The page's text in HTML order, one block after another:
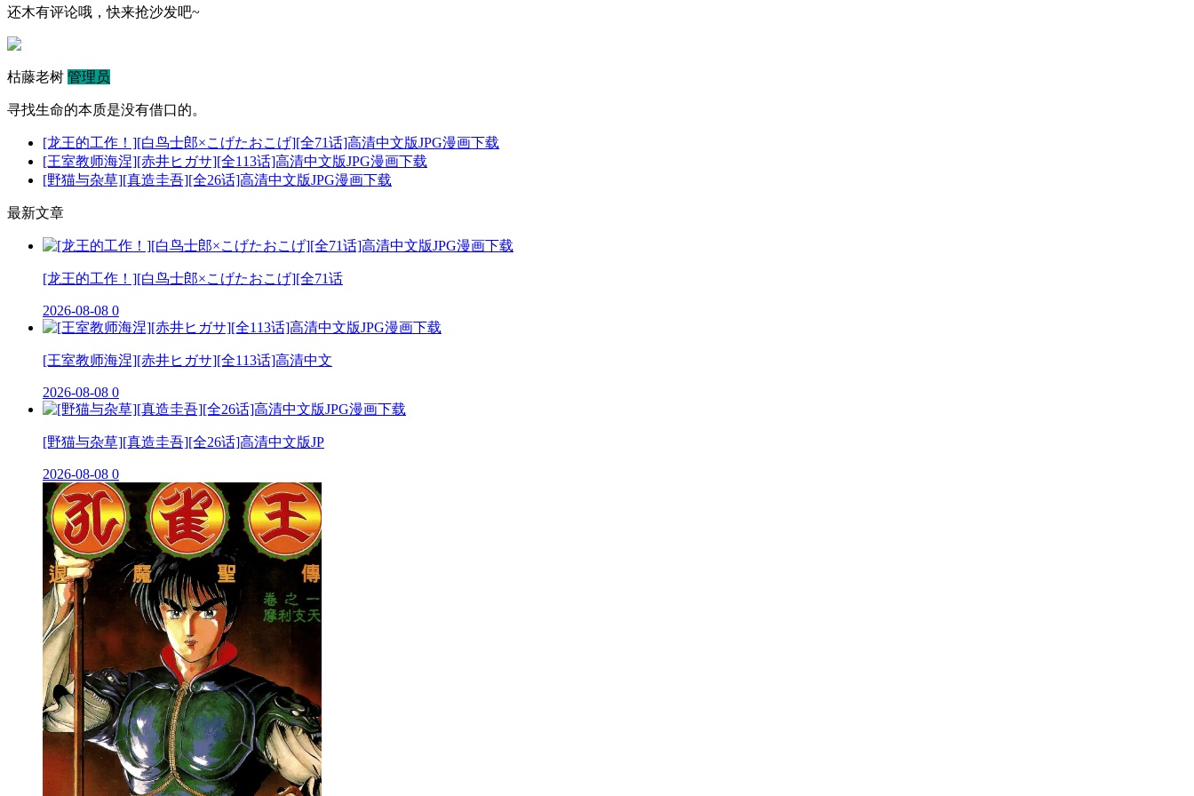
还木有评论哦，快来抢沙发吧~
枯藤老树 管理员
寻找生命的本质是没有借口的。
[龙王的工作！][白鸟士郎×こげたおこげ][全71话]高清中文版JPG漫画下载
[王室教师海涅][赤井ヒガサ][全113话]高清中文版JPG漫画下载
[野猫与杂草][真造圭吾][全26话]高清中文版JPG漫画下载
最新文章
[龙王的工作！][白鸟士郎×こげたおこげ][全71话
2026-08-08 0
[王室教师海涅][赤井ヒガサ][全113话]高清中文
2026-08-08 0
[野猫与杂草][真造圭吾][全26话]高清中文版JP
2026-08-08 0